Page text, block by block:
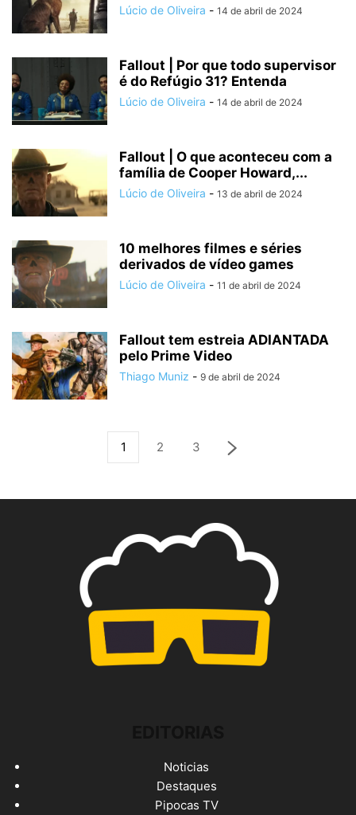
Lúcio de Oliveira - 14 de abril de 2024
Fallout | Por que todo supervisor
é do Refúgio 31? Entenda
Lúcio de Oliveira - 14 de abril de 2024
Fallout | O que aconteceu com a
família de Cooper Howard,...
Lúcio de Oliveira - 13 de abril de 2024
10 melhores filmes e séries
derivados de vídeo games
Lúcio de Oliveira - 11 de abril de 2024
Fallout tem estreia ADIANTADA
pelo Prime Video
Thiago Muniz - 9 de abril de 2024
1 2 3
Noticias
Destaques
Pipocas TV